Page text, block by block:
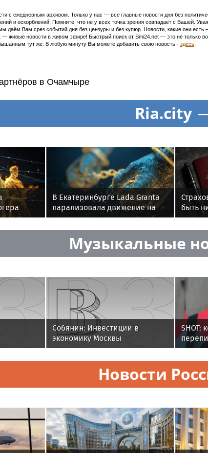
с ежедневным архивом. Только у нас — все главные новости дня без
и оскорблений. Помните, что не у всех точка зрения совпадает с Вашей.
даём Вам срез событий дня без цензуры и без купюр. Новости, какие они
— живые новости в живом эфире! Быстрый поиск от Smi24.net — это не только
тут же. В любую минуту Вы можете добавить свою новость - здесь
в Очамчыре
Ria.city
В Екатеринбурге Lada Granta
парализовала движение на
Амундсена
быть
год
Музыкальные
Россе
Собянин: Инвестиции в
экономику Москвы
положительно влияют на
развитие регионов
SHOT:
РФ на
Новости